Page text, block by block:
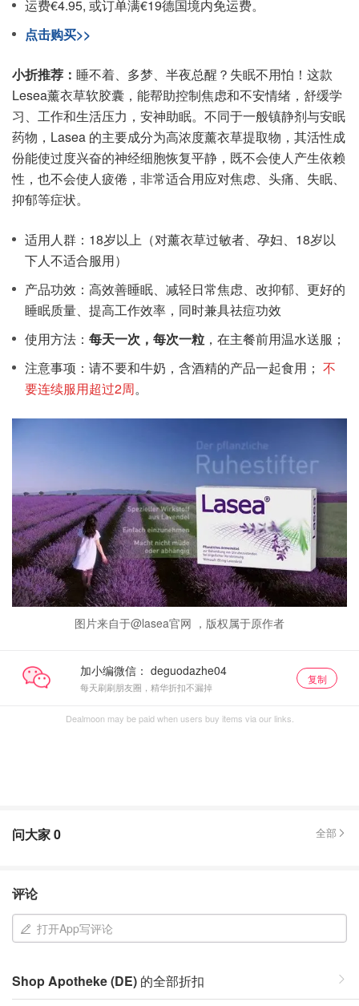
运费€4.95, 或订单满€19德国境内免运费。
点击购买>>
小折推荐： 睡不着、多梦、半夜总醒？失眠不用怕！这款
Lesea薰衣草软胶囊，能帮助控制焦虑和不安情绪，舒缓学
习、工作和生活压力，安神助眠。不同于一般镇静剂与安眠
药物，Lasea 的主要成分为高浓度薰衣草提取物，其活性成
份能使过度兴奋的神经细胞恢复平静，既不会使人产生依赖
性，也不会使人疲倦，非常适合用应对焦虑、头痛、失眠、
抑郁等症状。
适用人群：18岁以上（对薰衣草过敏者、孕妇、18岁以
下人不适合服用）
产品功效：高效善睡眠、减轻日常焦虑、改抑郁、更好的
睡眠质量、提高工作效率，同时兼具祛痘功效
使用方法： 每天一次，每次一粒 ，在主餐前用温水送服；
注意事项：请不要和牛奶，含酒精的产品一起食用； 不
要连续服用超过2周。
图片来自于@lasea官网 ，版权属于原作者
加小编微信：
每天刷刷朋友圈，精华折扣不漏掉
复制
Dealmoon may be paid when users buy items via our links.
问大家0 全部
评论
打开App写评论
Shop Apotheke (DE) 的全部折扣